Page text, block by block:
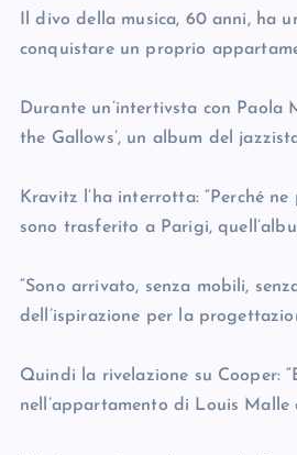
Il divo della musica, 60 anni, ha
conquistare un proprio
Durante un’intertivsta con
the Gallows’, un album del
Kravitz l’ha interrotta: “Perché
sono trasferito a Parigi,
“Sono arrivato, senza mobili,
dell’ispirazione per la
Quindi la rivelazione su Cooper:
nell’appartamento di Louis Malle